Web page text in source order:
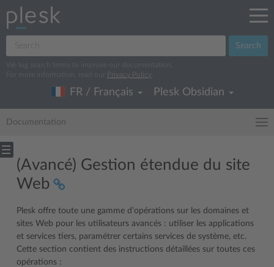
Search
We log search terms to improve our documentation.
For more information, read our
Privacy Policy
FR / Français Plesk Obsidian
Documentation
(Avancé) Gestion étendue du site
Web
Plesk offre toute une gamme d’opérations sur les domaines et
sites Web pour les utilisateurs avancés : utiliser les applications
et services tiers, paramétrer certains services de système, etc.
Cette section contient des instructions détaillées sur toutes ces
opérations :